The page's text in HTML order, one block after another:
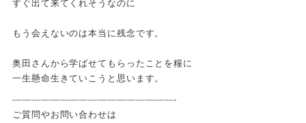
すぐ出て来てくれそうなのに
もう会えないのは本当に残念です。
奥田さんから学ばせてもらったことを糧に
一生懸命生きていこうと思います。
—————————————————-
ご質問やお問い合わせは